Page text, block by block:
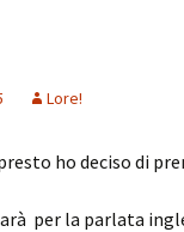
Lore!
ho deciso di
per la parlata